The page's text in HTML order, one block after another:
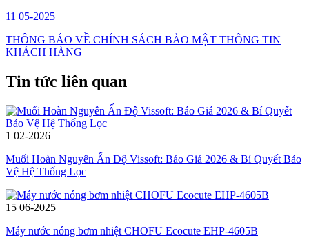
11 05-2025
THÔNG BÁO VỀ CHÍNH SÁCH BẢO MẬT THÔNG TIN
KHÁCH HÀNG
Tin tức liên quan
1 02-2026
Muối Hoàn Nguyên Ấn Độ Vissoft: Báo Giá 2026 & Bí Quyết Bảo
Vệ Hệ Thống Lọc
15 06-2025
Máy nước nóng bơm nhiệt CHOFU Ecocute EHP-4605B